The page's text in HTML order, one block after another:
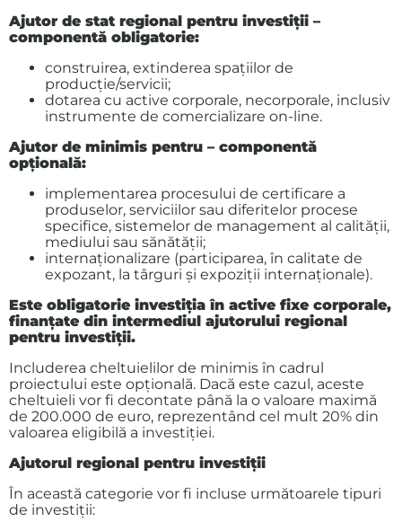
Ajutor de stat regional pentru investiții –
componentă obligatorie:
construirea, extinderea spațiilor de
producție/servicii;
dotarea cu active corporale, necorporale, inclusiv
instrumente de comercializare on-line.
Ajutor de minimis pentru – componentă
opțională:
implementarea procesului de certificare a
produselor, serviciilor sau diferitelor procese
specifice, sistemelor de management al calității,
mediului sau sănătății;
internaţionalizare (participarea, în calitate de
expozant, la târguri și expoziţii internaționale).
Este obligatorie investiția în active fixe corporale,
finanțate din intermediul ajutorului regional
pentru investiții.
Includerea cheltuielilor de minimis în cadrul
proiectului este opțională. Dacă este cazul, aceste
cheltuieli vor fi decontate până la o valoare maximă
de 200.000 de euro, reprezentând cel mult 20% din
valoarea eligibilă a investiției.
Ajutorul regional pentru investiții
În această categorie vor fi incluse următoarele tipuri
de investiții: